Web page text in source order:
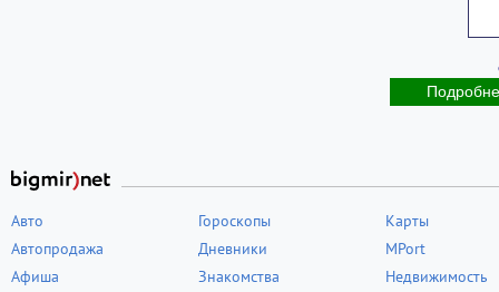
Авто
Автопродажа
Афиша
Гороскопы
Дневники
Знакомства
Карты
MPort
Недвижимость